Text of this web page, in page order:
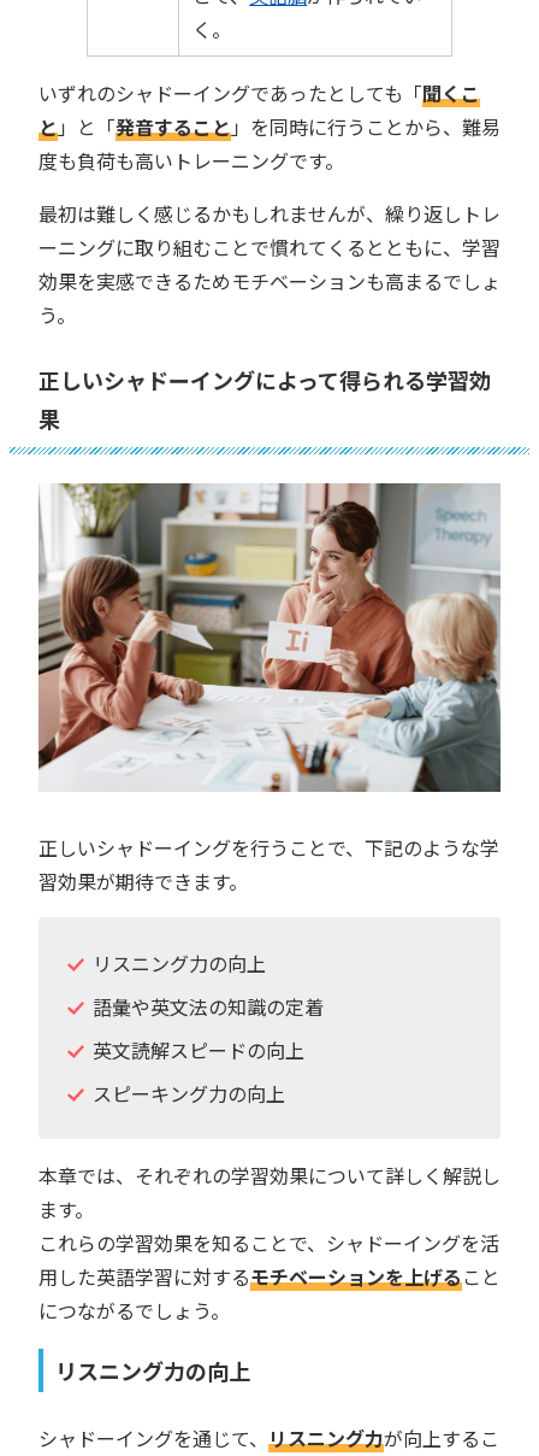
く。
いずれのシャドーイングであったとしても「聞くこ
と」と「発音すること」を同時に行うことから、難易
度も負荷も高いトレーニングです。
最初は難しく感じるかもしれませんが、繰り返しトレ
ーニングに取り組むことで慣れてくるとともに、学習
効果を実感できるためモチベーションも高まるでしょ
う。
正しいシャドーイングによって得られる学習効
果
正しいシャドーイングを行うことで、下記のような学
習効果が期待できます。
リスニング力の向上
語彙や英文法の知識の定着
英文読解スピードの向上
スピーキング力の向上
本章では、それぞれの学習効果について詳しく解説し
ます。
これらの学習効果を知ることで、シャドーイングを活
用した英語学習に対するモチベーションを上げること
につながるでしょう。
リスニング力の向上
シャドーイングを通じて、 リスニング力が向上するこ